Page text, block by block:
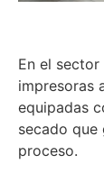
En el
impresoras
equipadas
secado que
proceso.